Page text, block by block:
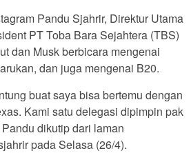
Pandu Sjahrir, Direktur Utama
PT Toba Bara Sejahtera (TBS)
dan Musk berbicara mengenai
dan juga mengenai B20.
buat saya bisa bertemu dengan
Kami satu delegasi dipimpin pak
dikutip dari laman
pada Selasa (26/4).